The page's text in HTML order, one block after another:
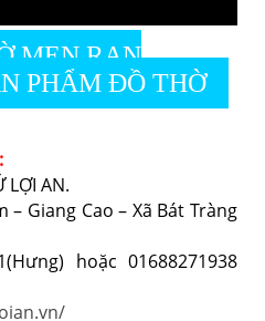
MEN RẠN
PHẨM ĐỒ THỜ
LỢI AN.
– Giang Cao – Xã Bát Tràng
hoặc 01688271938